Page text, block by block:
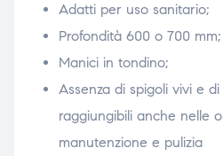
Adatti per uso sanitario;
Profondità 600 o 700 mm;
Manici in tondino;
Assenza di spigoli vivi e
raggiungibili anche nelle
manutenzione e pulizia